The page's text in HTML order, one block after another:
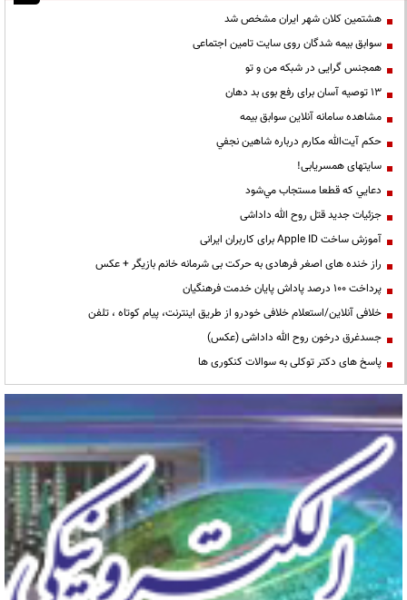
هشتمین کلان شهر ایران مشخص شد
سوابق بیمه شدگان روی سایت تامین اجتماعی
همجنس گرایی در شبکه من و تو
13 توصیه آسان برای رفع بوی بد دهان
مشاهده سامانه آنلاين سوابق بیمه
حكم آيت‌الله مكارم درباره شاهين نجفي
سایتهای همسریابی!
دعايي كه قطعا مستجاب مي‌شود
جزئیات جدید قتل روح الله داداشی
آموزش ساخت Apple ID برای کاربران ایرانی
راز خنده های اصغر فرهادی به حرکت بی شرمانه خانم بازیگر + عکس
پرداخت ۱۰۰ درصد پاداش پایان خدمت فرهنگیان
خلافی آنلاین/استعلام خلافی خودرو از طریق اینترنت، پیام کوتاه ، تلفن
جسدغرق درخون روح الله داداشی (عکس)
پاسخ های دکتر توکلی به سوالات کنکوری ها